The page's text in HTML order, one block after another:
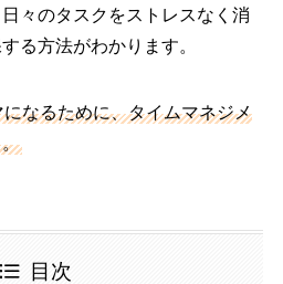
々のタスクをストレスなく消
る方法がわかります。
なるために、タイムマネジメ
目次